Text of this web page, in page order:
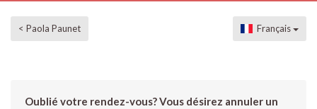
< Paola Paunet Français
Oublié votre rendez-vous? Vous désirez annuler un